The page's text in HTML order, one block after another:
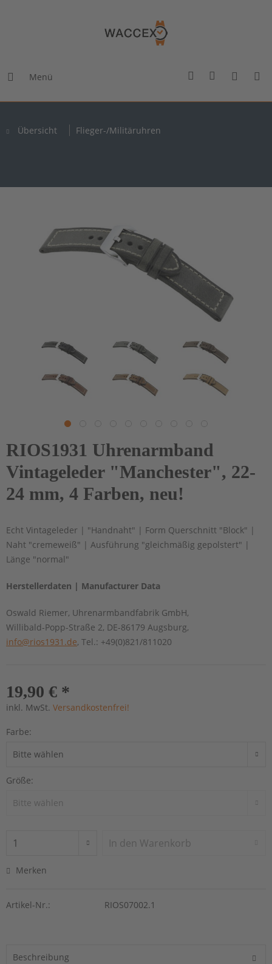
Menü
Übersicht Flieger-/Militäruhren
RIOS1931 Uhrenarmband
Vintageleder "Manchester", 22-
24 mm, 4 Farben, neu!
Echt Vintageleder | "Handnaht" | Form Querschnitt "Block" |
Naht "cremeweiß" | Ausführung "gleichmäßig gepolstert" |
Länge "normal"
Herstellerdaten | Manufacturer Data
Oswald Riemer, Uhrenarmbandfabrik GmbH,
Willibald-Popp-Straße 2, DE-86179 Augsburg,
info@rios1931.de, Tel.: +49(0)821/811020
19,90 € *
inkl. MwSt. Versandkostenfrei!
Farbe:
Größe:
In den Warenkorb
Merken
Artikel-Nr.: RIOS07002.1
Beschreibung